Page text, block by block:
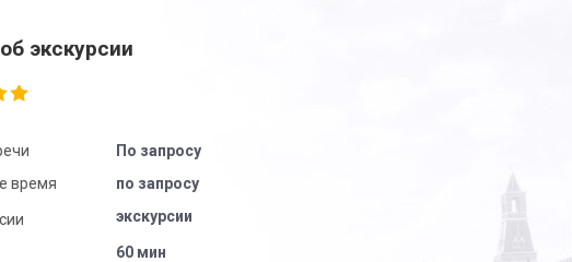
экскурсии
По запросу
время
по запросу
экскурсии
60 мин